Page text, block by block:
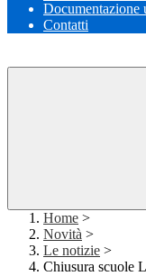
Documentazione
Contatti
Home >
Novità >
Le notizie >
Chiusura scuole